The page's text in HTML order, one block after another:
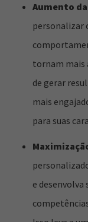
Aumento
personalizar
tornam mais
de gerar
mais
para suas
e